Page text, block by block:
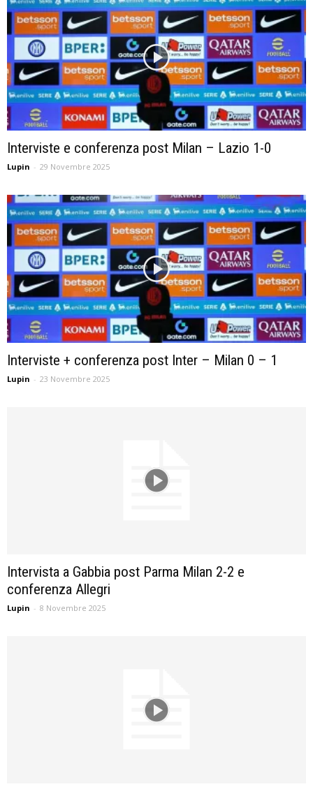
Interviste e conferenza post Milan – Lazio 1-0
Lupin - 29 Novembre 2025
Interviste + conferenza post Inter – Milan 0 – 1
Lupin - 23 Novembre 2025
Intervista a Gabbia post Parma Milan 2-2 e
conferenza Allegri
Lupin - 8 Novembre 2025